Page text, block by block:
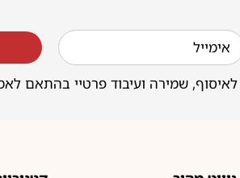
שמירה ועיבוד פרטיי בהתאם